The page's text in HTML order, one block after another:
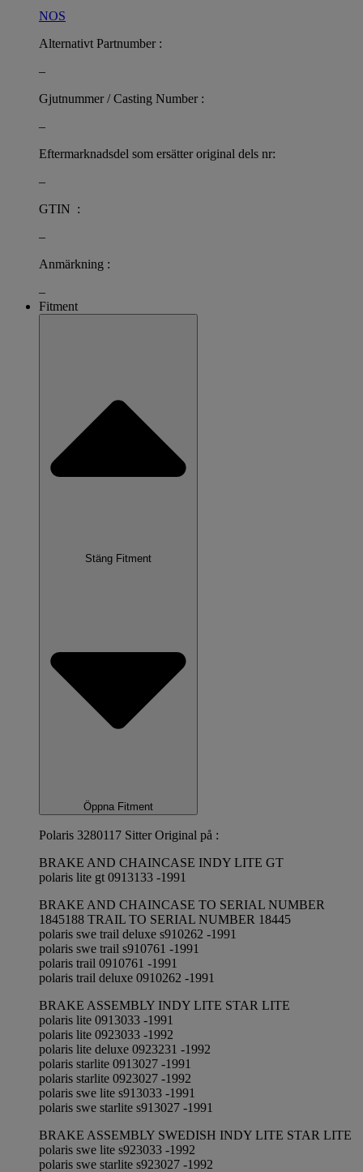
NOS
Alternativt Partnumber :
–
Gjutnummer / Casting Number :
–
Eftermarknadsdel som ersätter original dels nr:
–
GTIN :
–
Anmärkning :
–
Fitment
Stäng Fitment
Öppna Fitment
Polaris 3280117 Sitter Original på :
BRAKE AND CHAINCASE INDY LITE GT
polaris lite gt 0913133 -1991
BRAKE AND CHAINCASE TO SERIAL NUMBER
1845188 TRAIL TO SERIAL NUMBER 18445
polaris swe trail deluxe s910262 -1991
polaris swe trail s910761 -1991
polaris trail 0910761 -1991
polaris trail deluxe 0910262 -1991
BRAKE ASSEMBLY INDY LITE STAR LITE
polaris lite 0913033 -1991
polaris lite 0923033 -1992
polaris lite deluxe 0923231 -1992
polaris starlite 0913027 -1991
polaris starlite 0923027 -1992
polaris swe lite s913033 -1991
polaris swe starlite s913027 -1991
BRAKE ASSEMBLY SWEDISH INDY LITE STAR LITE
polaris swe lite s923033 -1992
polaris swe starlite s923027 -1992